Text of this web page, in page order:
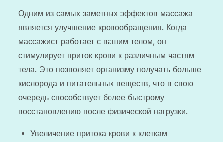
Одним из самых заметных эффектов массажа
является улучшение кровообращения. Когда
массажист работает с вашим телом, он
стимулирует приток крови к различным частям
тела. Это позволяет организму получать больше
кислорода и питательных веществ, что в свою
очередь способствует более быстрому
восстановлению после физической нагрузки.
Увеличение притока крови к клеткам